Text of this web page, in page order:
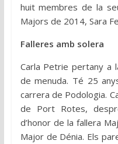
huit membres de la
Majors de 2014, Sara
Falleres amb solera
Carla Petrie pertany a
de menuda. Té 25
carrera de Podologia.
de Port Rotes,
d’honor de la fallera
Major de Dénia. Els